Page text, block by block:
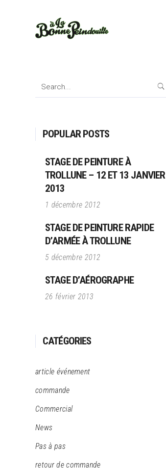
Search
POPULAR POSTS
STAGE DE PEINTURE À
TROLLUNE – 12 ET 13 JANVIER
2013
1 décembre 2012
STAGE DE PEINTURE RAPIDE
D’ARMÉE À TROLLUNE
5 décembre 2012
STAGE D’AÉROGRAPHE
26 février 2013
CATÉGORIES
article événement
commande
Commercial
News
Pas à pas
retour de commande